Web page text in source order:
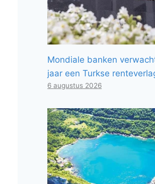
Mondiale banken
jaar een Turkse
6 augustus 2026